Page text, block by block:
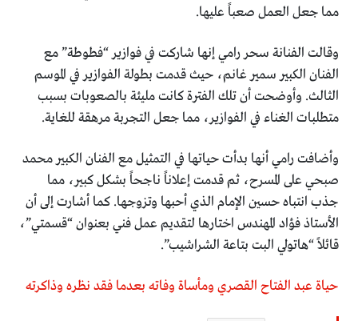
مما جعل العمل صعباً عليها.
وقالت الفنانة سحر رامي إنها شاركت في فوازير “فطوطة” مع
الفنان الكبير سمير غانم، حيث قدمت بطولة الفوازير في الموسم
الثالث. وأوضحت أن تلك الفترة كانت مليئة بالصعوبات بسبب
متطلبات الغناء في الفوازير، مما جعل التجربة مرهقة للغاية.
وأضافت رامي أنها بدأت حياتها في التمثيل مع الفنان الكبير محمد
صبحي على المسرح، ثم قدمت إعلاناً ناجحاً بشكل كبير، مما
جذب انتباه حسين الإمام الذي أحبها وتزوجها. كما أشارت إلى أن
الأستاذ فؤاد المهندس اختارها لتقديم عمل فني بعنوان “قسمتي”،
قائلاً “هاتولي البت بتاعة الشراشيب”.
حياة عبد الفتاح القصري ومأساة وفاته بعدما فقد نظره وذاكرته